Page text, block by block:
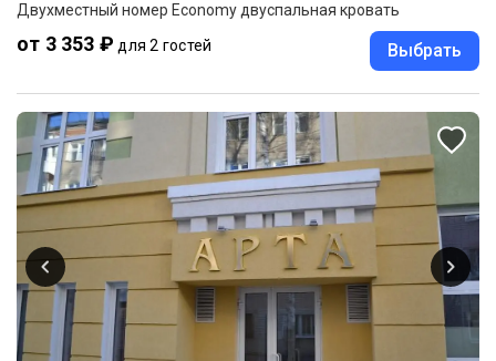
Двухместный номер Economy двуспальная кровать
от 3 353 ₽ для 2 гостей Выбрать